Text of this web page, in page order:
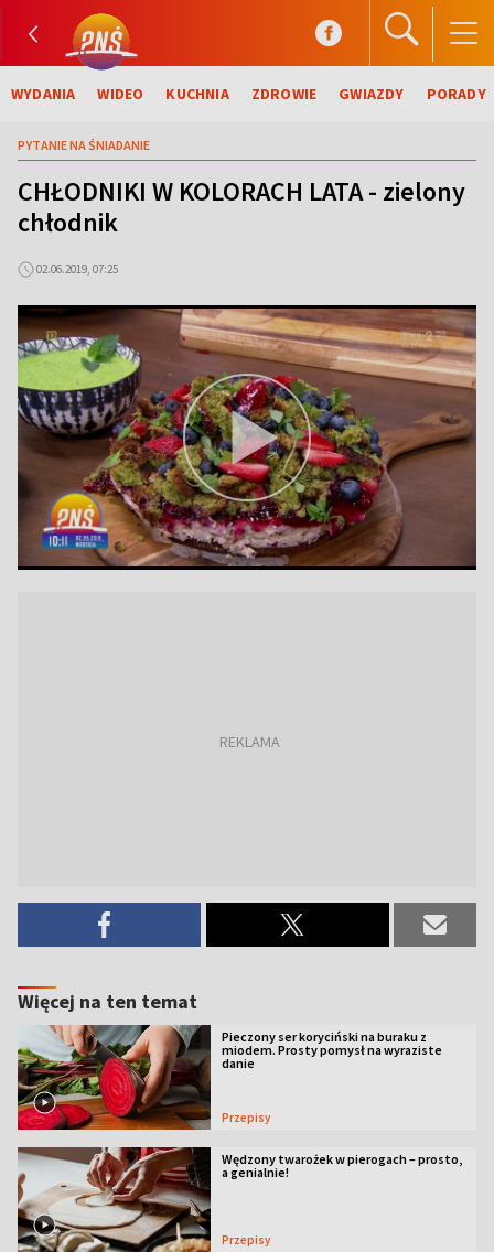
WYDANIA WIDEO KUCHNIA ZDROWIE GWIAZDY PORADY
PYTANIE NA ŚNIADANIE
CHŁODNIKI W KOLORACH LATA - zielony
chłodnik
02.06.2019, 07:25
Więcej na ten temat
Pieczony ser koryciński na buraku z
miodem. Prosty pomysł na wyraziste
danie
Przepisy
Wędzony twarożek w pierogach – prosto,
a genialnie!
Przepisy